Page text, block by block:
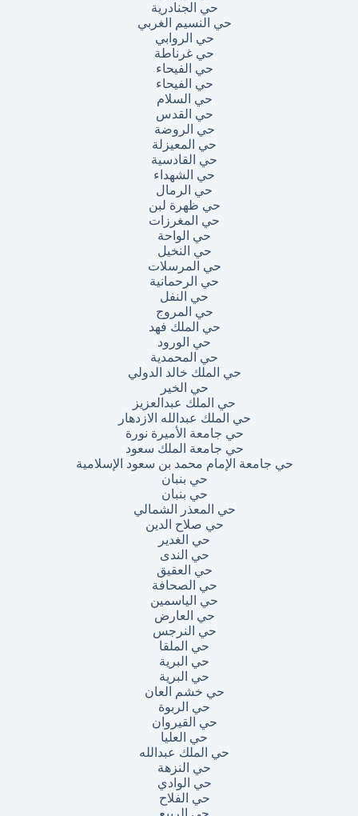
حي الجنادرية
حي النسيم الغربي
حي الروابي
حي غرناطة
حي الفيحاء
حي الفيحاء
حي السلام
حي القدس
حي الروضة
حي المعيزلة
حي القادسية
حي الشهداء
حي الرمال
حي ظهرة لبن
حي المغرزات
حي الواحة
حي النخيل
حي المرسلات
حي الرحمانية
حي النفل
حي المروج
حي الملك فهد
حي الورود
حي المحمدية
حي الملك خالد الدولي
حي الخير
حي الملك عبدالعزيز
حي الملك عبدالله الازدهار
حي جامعة الأميرة نورة
حي جامعة الملك سعود
حي جامعة الإمام محمد بن سعود الإسلامية
حي بنبان
حي بنبان
حي المعذر الشمالي
حي صلاح الدين
حي الغدير
حي الندى
حي العقيق
حي الصحافة
حي الياسمين
حي العارض
حي النرجس
حي الملقا
حي البرية
حي البرية
حي خشم العان
حي الربوة
حي القيروان
حي العليا
حي الملك عبدالله
حي النزهة
حي الوادي
حي الفلاح
حي الربيع